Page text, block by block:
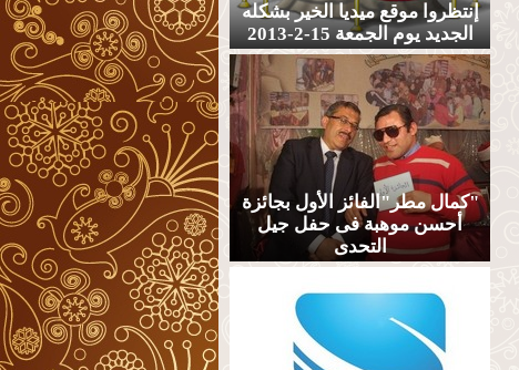
إنتظروا موقع ميديا الخير بشكله
الجديد يوم الجمعة 15-2-2013
"كمال مطر"الفائز الأول بجائزة
أحسن موهبة فى حفل جيل
التحدى